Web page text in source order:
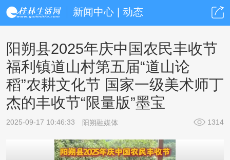
新闻中心 | 动态
阳朔县2025年庆中国农民丰收节
福利镇道山村第五届“道山论
稻”农耕文化节 国家一级美术师丁
杰的丰收节“限量版”墨宝
2025-09-17 10:46:33 阳朔融媒体 1314